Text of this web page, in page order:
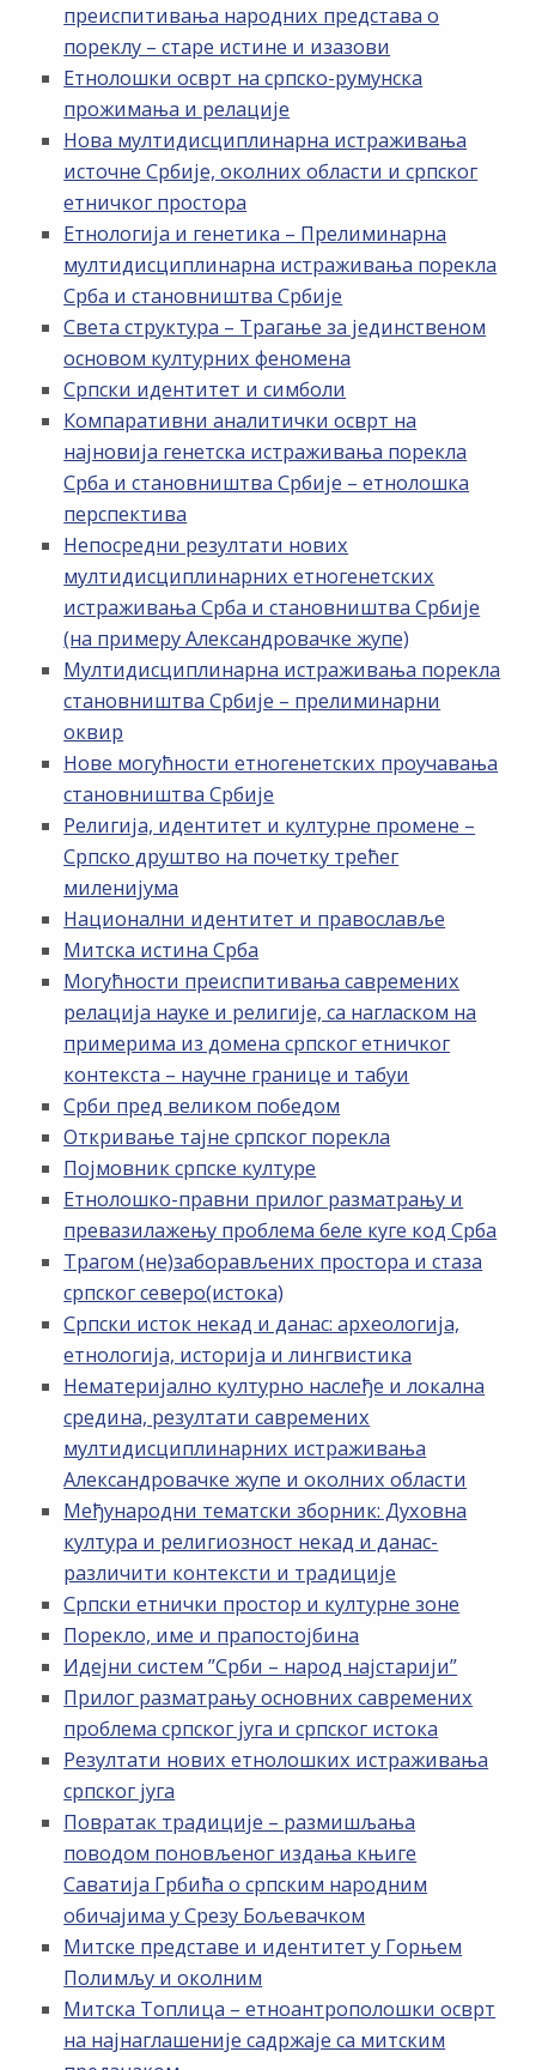
преиспитивања народних представа о
пореклу – старе истине и изазови
Етнолошки осврт на српско-румунска
прожимања и релације
Нова мултидисциплинарна истраживања
источне Србије, околних области и српског
етничког простора
Етнологија и генетика – Прелиминарна
мултидисциплинарна истраживања порекла
Срба и становништва Србије
Света структура – Трагање за јединственом
основом културних феномена
Српски идентитет и симболи
Компаративни аналитички осврт на
најновија генетска истраживања порекла
Срба и становништва Србије – етнолошка
перспектива
Непосредни резултати нових
мултидисциплинарних етногенетских
истраживања Срба и становништва Србије
(на примеру Александровачке жупе)
Мултидисциплинарна истраживања порекла
становништва Србије – прелиминарни
оквир
Нове могућности етногенетских проучавања
становништва Србије
Религија, идентитет и културне промене –
Српско друштво на почетку трећег
миленијума
Национални идентитет и православље
Митска истина Срба
Могућности преиспитивања савремених
релација науке и религије, са нагласком на
примерима из домена српског етничког
контекста – научне границе и табуи
Срби пред великом победом
Откривање тајне српског порекла
Појмовник српске културе
Етнолошко-правни прилог разматрању и
превазилажењу проблема беле куге код Срба
Трагом (не)заборављених простора и стаза
српског северо(истока)
Српски исток некад и данас: археологија,
етнологија, историја и лингвистика
Нематеријално културно наслеђе и локална
средина, резултати савремених
мултидисциплинарних истраживања
Александровачке жупе и околних области
Међународни тематски зборник: Духовна
култура и религиозност некад и данас-
различити контексти и традиције
Српски етнички простор и културне зоне
Порекло, име и прапостојбина
Идејни систем ”Срби – народ најстарији”
Прилог разматрању основних савремених
проблема српског југа и српског истока
Резултати нових етнолошких истраживања
српског југа
Повратак традиције – размишљања
поводом поновљеног издања књиге
Саватија Грбића о српским народним
обичајима у Срезу Бољевачком
Митске представе и идентитет у Горњем
Полимљу и околним
Митска Топлица – етноантрополошки осврт
на најнаглашеније садржаје са митским